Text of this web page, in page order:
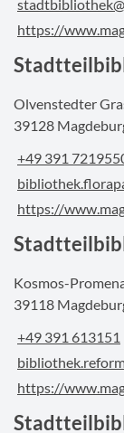
https://
Olvenstedter
39128
+49 391
https://
Kosmos-
39118
+49 391 613151
https://